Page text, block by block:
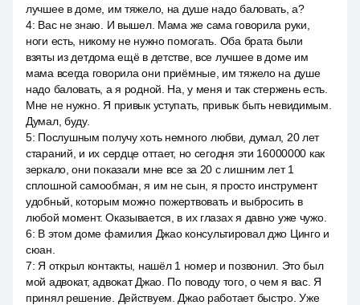
лучшее в доме, им тяжело, на душе надо баловать, а?
4: Вас не знаю. И вышел. Мама же сама говорила руки,
ноги есть, никому не нужно помогать. Оба брата были
взяты из детдома ещё в детстве, все лучшее в доме им
мама всегда говорила они приёмные, им тяжело на душе
надо баловать, а я родной. На, у меня и так стержень есть.
Мне не нужно. Я привык уступать, привык быть невидимым.
Думал, буду.
5: Послушным получу хоть немного любви, думал, 20 лет
стараний, и их сердце оттает, но сегодня эти 16000000 как
зеркало, они показали мне все за 20 с лишним лет 1
сплошной самообман, я им не сын, я просто инструмент
удобный, которым можно пожертвовать и выбросить в
любой момент. Оказывается, в их глазах я давно уже чужо.
6: В этом доме фамилия Джао консультировал джо Цинго и
сюан.
7: Я открыл контакты, нашёл 1 номер и позвонил. Это был
мой адвокат, адвокат Джао. По поводу того, о чем я вас. Я
принял решение. Действуем. Джао работает быстро. Уже